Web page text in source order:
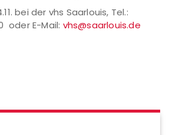
bei der vhs Saarlouis, Tel.:
oder E-Mail: vhs@saarlouis.de